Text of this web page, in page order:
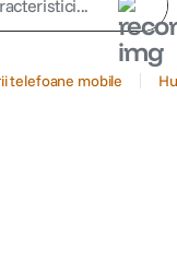
telefoane mobile